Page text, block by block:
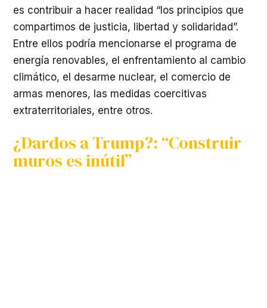
es contribuir a hacer realidad “los principios que
compartimos de justicia, libertad y solidaridad”.
Entre ellos podría mencionarse el programa de
energía renovables, el enfrentamiento al cambio
climático, el desarme nuclear, el comercio de
armas menores, las medidas coercitivas
extraterritoriales, entre otros.
¿Dardos a Trump?: “Construir
muros es inútil”